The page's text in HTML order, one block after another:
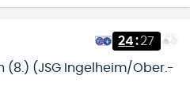
24:27
(8.) (JSG Ingelheim/Ober.-